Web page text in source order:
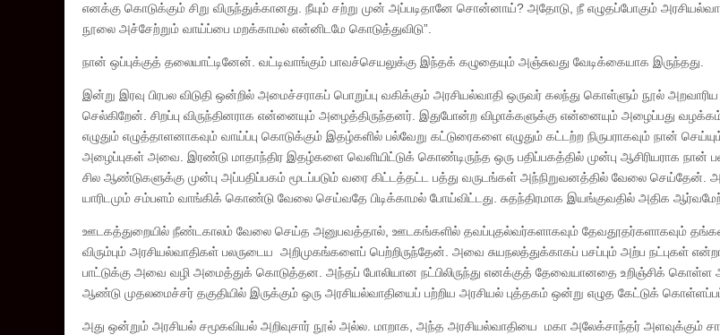
எனக்கு கொடுக்கும் சிறு விருந்துக்கானது. நீயும் சற்று முன் அப்படிதானே சொன்னாய்? அதோடு, நீ எழுதப்போகும்
நூலை அச்சேற்றும் வாய்ப்பை மறக்காமல் என்னிடமே கொடுத்துவிடு”.
நான் ஒப்புக்குத் தலையாட்டினேன். வட்டிவாங்கும் பாவச்செயலுக்கு இந்தக் கழுதையும் அஞ்சுவது வேடிக்கையாக இருந்தது.
இன்று இரவு பிரபல விடுதி ஒன்றில் அமைச்சராகப் பொறுப்பு வகிக்கும் அரசியல்வாதி ஒருவர் கலந்து கொள்ளும் நூல்
செல்கிறேன். சிறப்பு விருந்தினராக என்னையும் அழைத்திருந்தனர். இதுபோன்ற விழாக்களுக்கு என்னையும் அழைப்பது
எழுதும் எழுத்தாளனாகவும் வாய்ப்பு கொடுக்கும் இதழ்களில் பல்வேறு கட்டுரைகளை எழுதும் கட்டற்ற நிருபராகவும் நான்
அழைப்புகள் அவை. இரண்டு மாதாந்திர இதழ்களை வெளியிட்டுக் கொண்டிருந்த ஒரு பதிப்பகத்தில் முன்பு ஆசிரியராக நான்
சில ஆண்டுகளுக்கு முன்பு அப்பதிப்பகம் மூடப்படும் வரை கிட்டத்தட்ட பத்து வருடங்கள் அந்நிறுவனத்தில் வேலை
யாரிடமும் சம்பளம் வாங்கிக் கொண்டு வேலை செய்வதே பிடிக்காமல் போய்விட்டது. சுதந்திரமாக இயங்குவதில் அதிக
ஊடகத்துறையில் நீண்டகாலம் வேலை செய்த அனுபவத்தால், ஊடகங்களில் தவப்புதல்வர்களாகவும் தேவதூதர்களாகவும்
விரும்பும் அரசியல்வாதிகள் பலருடைய அறிமுகங்களைப் பெற்றிருந்தேன். அவை சுயநலத்துக்காகப் பசப்பும் அற்ப நட்புகள்
பாட்டுக்கு அவை வழி அமைத்துக் கொடுத்தன. அந்தப் போலியான நட்பிலிருந்து எனக்குத் தேவையானதை உறிஞ்சிக் கொள்ள
ஆண்டு முதலமைச்சர் தகுதியில் இருக்கும் ஒரு அரசியல்வாதியைப் பற்றிய அரசியல் புத்தகம் ஒன்று எழுத கேட்டுக்
அது ஒன்றும் அரசியல் சமூகவியல் அறிவுசார் நூல் அல்ல. மாறாக, அந்த அரசியல்வாதியை மகா அலேக்சாந்தர் அளவுக்கும்